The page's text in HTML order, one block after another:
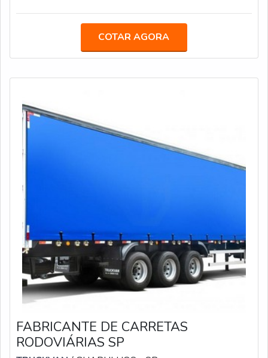
venda, tais como: Camarote Móvel; Carretas-Palco; Cine
Executivo (JetBus e JetVan); Food Truck Beauty Truck
Diversas carretas, caminhões e módulos (contêineres)
COTAR AGORA
FABRICANTE DE CARRETAS
RODOVIÁRIAS SP